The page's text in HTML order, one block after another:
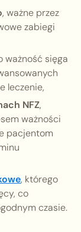
, ważne przez
zabiegi
ważność sięga
leczenie,
NFZ,
ważności
pacjentom
, którego
co
czasie.